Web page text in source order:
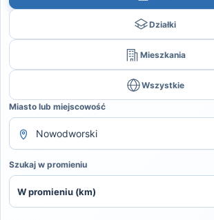
Działki
Mieszkania
Wszystkie
Miasto lub miejscowość
Szukaj w promieniu